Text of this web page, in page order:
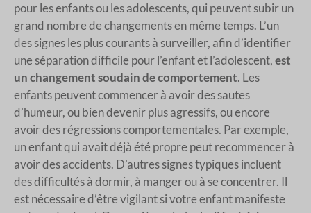
pour les enfants ou les adolescents, qui peuvent subir un
grand nombre de changements en même temps. L’un
des signes les plus courants à surveiller, afin d’identifier
une séparation difficile pour l’enfant et l’adolescent,est
un changement soudain de comportement. Les
enfants peuvent commencer à avoir des sautes
d’humeur, ou bien devenir plus agressifs, ou encore
avoir des régressions comportementales. Par exemple,
un enfant qui avait déjà été propre peut recommencer à
avoir des accidents. D’autres signes typiques incluent
des difficultés à dormir, à manger ou à se concentrer. Il
est nécessaire d’être vigilant si votre enfant manifeste